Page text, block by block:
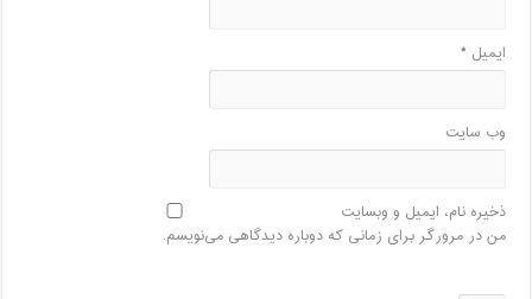
ایمیل *
وب‌ سایت
ذخیره نام، ایمیل و وبسایت
من در مرورگر برای زمانی که دوباره دیدگاهی می‌نویسم.